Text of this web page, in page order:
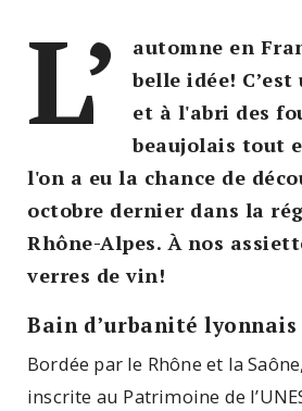
L’
automne en
belle idée!
et à l'abri des
beaujolais tout
l'on a eu la chance de
octobre dernier dans la
Rhône-Alpes. À nos
verres de vin!
Bain d’urbanité lyonnais
Bordée par le Rhône et la
inscrite au Patrimoine de